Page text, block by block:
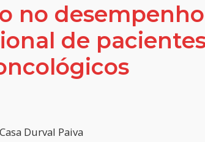
no desempenho
de
Durval Paiva